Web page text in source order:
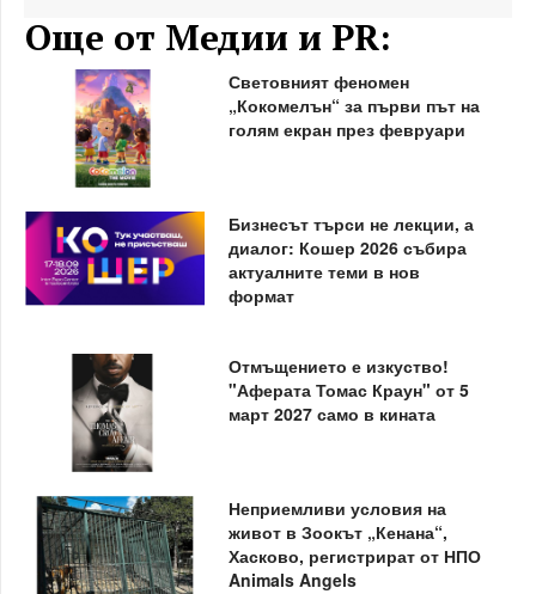
Още от Медии и PR:
Световният феномен
„Кокомелън“ за първи път на
голям екран през февруари
Бизнесът търси не лекции, а
диалог: Кошер 2026 събира
актуалните теми в нов
формат
Отмъщението е изкуство!
"Аферата Томас Краун" от 5
март 2027 само в кината
Неприемливи условия на
живот в Зоокът „Кенана“,
Хасково, регистрират от НПО
Animals Angels